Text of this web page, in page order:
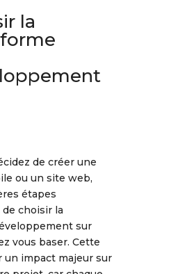
la
de créer une
ou un site web,
étapes
choisir la
sur
vous baser. Cette
un impact majeur sur